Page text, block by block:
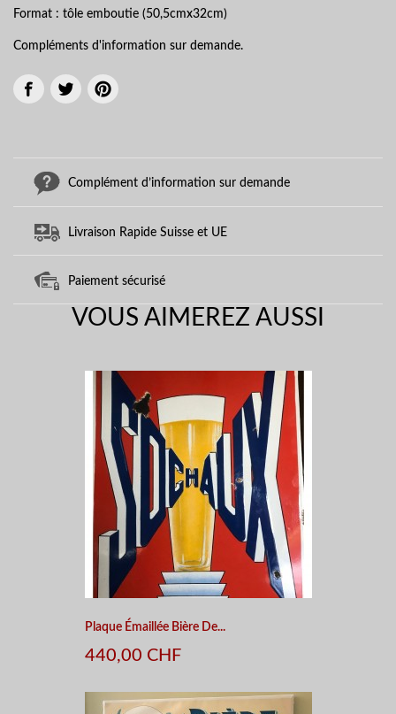
Format : tôle emboutie (50,5cmx32cm)
Compléments d'information sur demande.
Complément d’information sur demande
Livraison Rapide Suisse et UE
Paiement sécurisé
VOUS AIMEREZ AUSSI
Plaque Émaillée Bière De...
440,00 CHF